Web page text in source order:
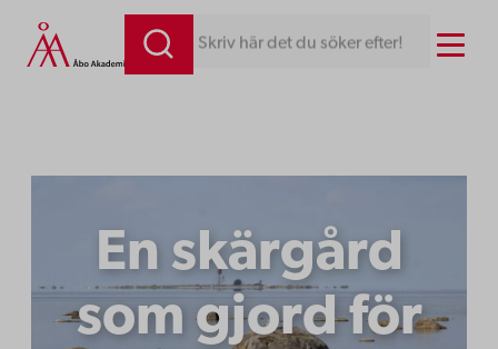
Hoppa
till
Skriv här det du söker efter! Menu
En skärgård
som gjord för